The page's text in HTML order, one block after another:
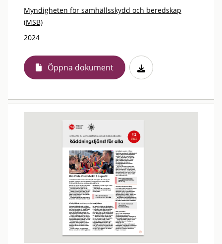
Myndigheten för samhällsskydd och beredskap
(MSB)
2024
Öppna dokument